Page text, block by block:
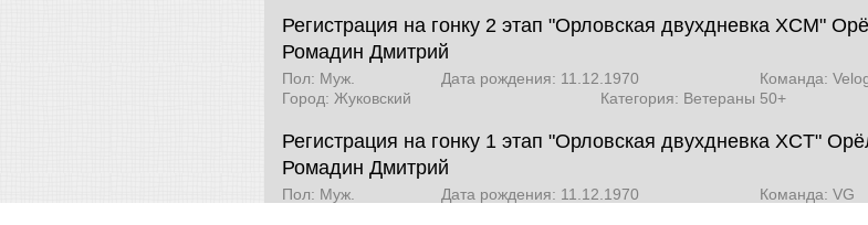
Регистрация на гонку 2 этап "Орловская двухдневка XCM"
Ромадин Дмитрий
Пол: Муж. Дата рождения: 11.12.1970
Команда:
Город: Жуковский
Категория: Ветераны 50+
Регистрация на гонку 1 этап "Орловская двухдневка XCT"
Ромадин Дмитрий
Пол: Муж. Дата рождения: 11.12.1970
Команда: VG